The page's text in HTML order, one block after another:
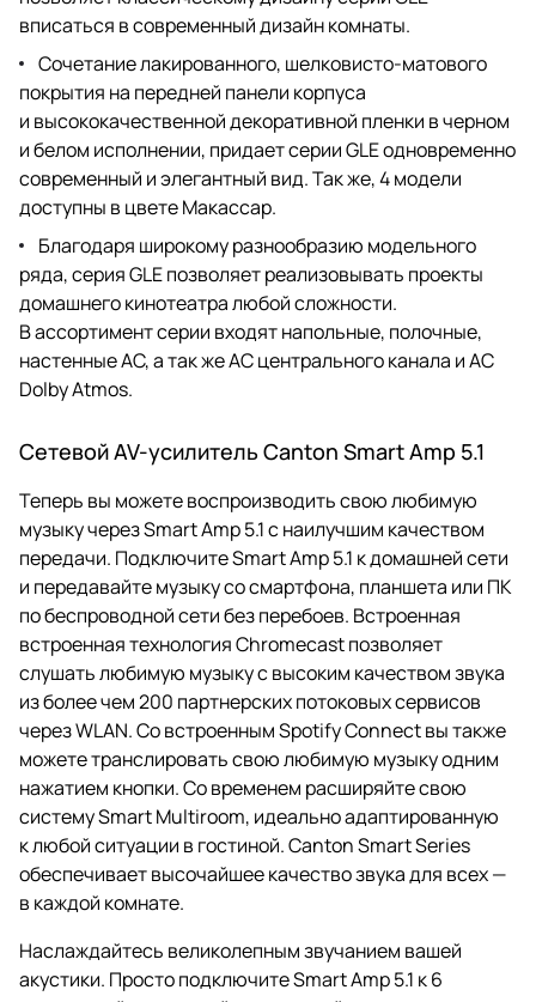
вписаться в современный дизайн комнаты.
Сочетание лакированного, шелковисто-матового
покрытия на передней панели корпуса
и высококачественной декоративной пленки в черном
и белом исполнении, придает серии GLE одновременно
современный и элегантный вид. Так же, 4 модели
доступны в цвете Макассар.
Благодаря широкому разнообразию модельного
ряда, серия GLE позволяет реализовывать проекты
домашнего кинотеатра любой сложности.
В ассортимент серии входят напольные, полочные,
настенные АС, а так же АС центрального канала и АС
Dolby Atmos.
Сетевой AV-усилитель Canton Smart Amp 5.1
Теперь вы можете воспроизводить свою любимую
музыку через Smart Amp 5.1 с наилучшим качеством
передачи. Подключите Smart Amp 5.1 к домашней сети
и передавайте музыку со смартфона, планшета или ПК
по беспроводной сети без перебоев. Встроенная
встроенная технология Chromecast позволяет
слушать любимую музыку с высоким качеством звука
из более чем 200 партнерских потоковых сервисов
через WLAN. Со встроенным Spotify Connect вы также
можете транслировать свою любимую музыку одним
нажатием кнопки. Со временем расширяйте свою
систему Smart Multiroom, идеально адаптированную
к любой ситуации в гостиной. Canton Smart Series
обеспечивает высочайшее качество звука для всех —
в каждой комнате.
Наслаждайтесь великолепным звучанием вашей
акустики. Просто подключите Smart Amp 5.1 к 6